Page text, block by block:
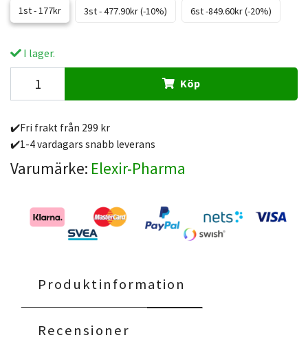
1st - 177kr 3st - 477.90kr (-10%) 6st -849.60kr (-20%)
I lager.
Köp
✔️Fri frakt från 299 kr
✔️1-4 vardagars snabb leverans
Varumärke: Elexir-Pharma
Produktinformation
Recensioner